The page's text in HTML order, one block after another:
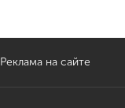
Реклама на сайте